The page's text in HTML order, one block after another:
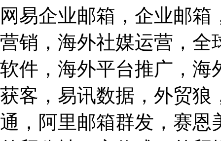
网易企业邮箱，企业邮
营销，海外社媒运营，全
软件，海外平台推广，海
获客，易讯数据，外贸狼
通，阿里邮箱群发，赛